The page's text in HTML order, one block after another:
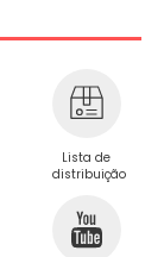
Lista de
distribuição